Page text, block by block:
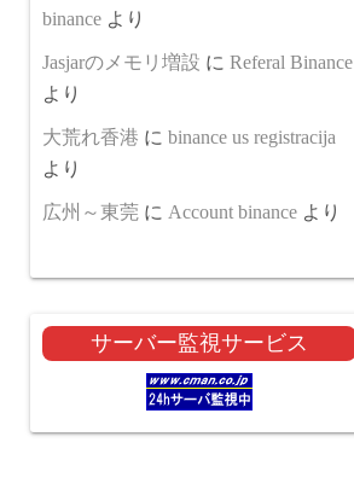
binance より
Jasjarのメモリ増設 に Referal Binance
より
大荒れ香港 に binance us registracija
より
広州～東莞 に Account binance より
サーバー監視サービス